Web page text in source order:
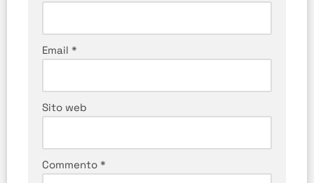
Email *
Sito web
Commento *